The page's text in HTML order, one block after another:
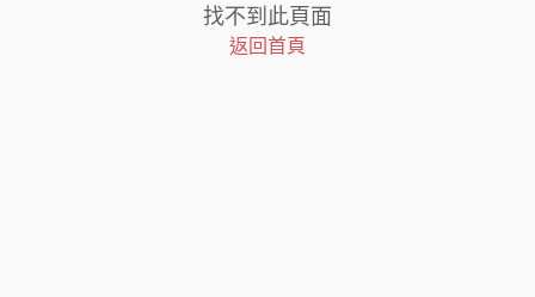
找不到此頁面
返回首頁